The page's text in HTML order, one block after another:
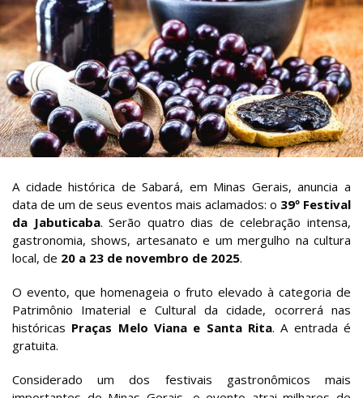
A cidade histórica de Sabará, em Minas Gerais, anuncia a
data de um de seus eventos mais aclamados: o 39º Festival
da Jabuticaba. Serão quatro dias de celebração intensa,
gastronomia, shows, artesanato e um mergulho na cultura
local, de 20 a 23 de novembro de 2025.
O evento, que homenageia o fruto elevado à categoria de
Patrimônio Imaterial e Cultural da cidade, ocorrerá nas
históricas Praças Melo Viana e Santa Rita. A entrada é
gratuita.
Considerado um dos festivais gastronômicos mais